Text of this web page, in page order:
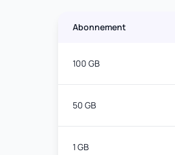
Abonnement
100 GB
50 GB
1 GB